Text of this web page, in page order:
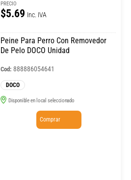
PRECIO
$5.69 Inc. IVA
Peine Para Perro Con Removedor
De Pelo DOCO Unidad
Cod: 888886054641
DOCO
Disponible en local seleccionado
Comprar